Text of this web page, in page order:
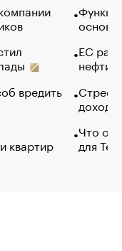
вредить
квартир
основ
ЕС
нефти
Что
для